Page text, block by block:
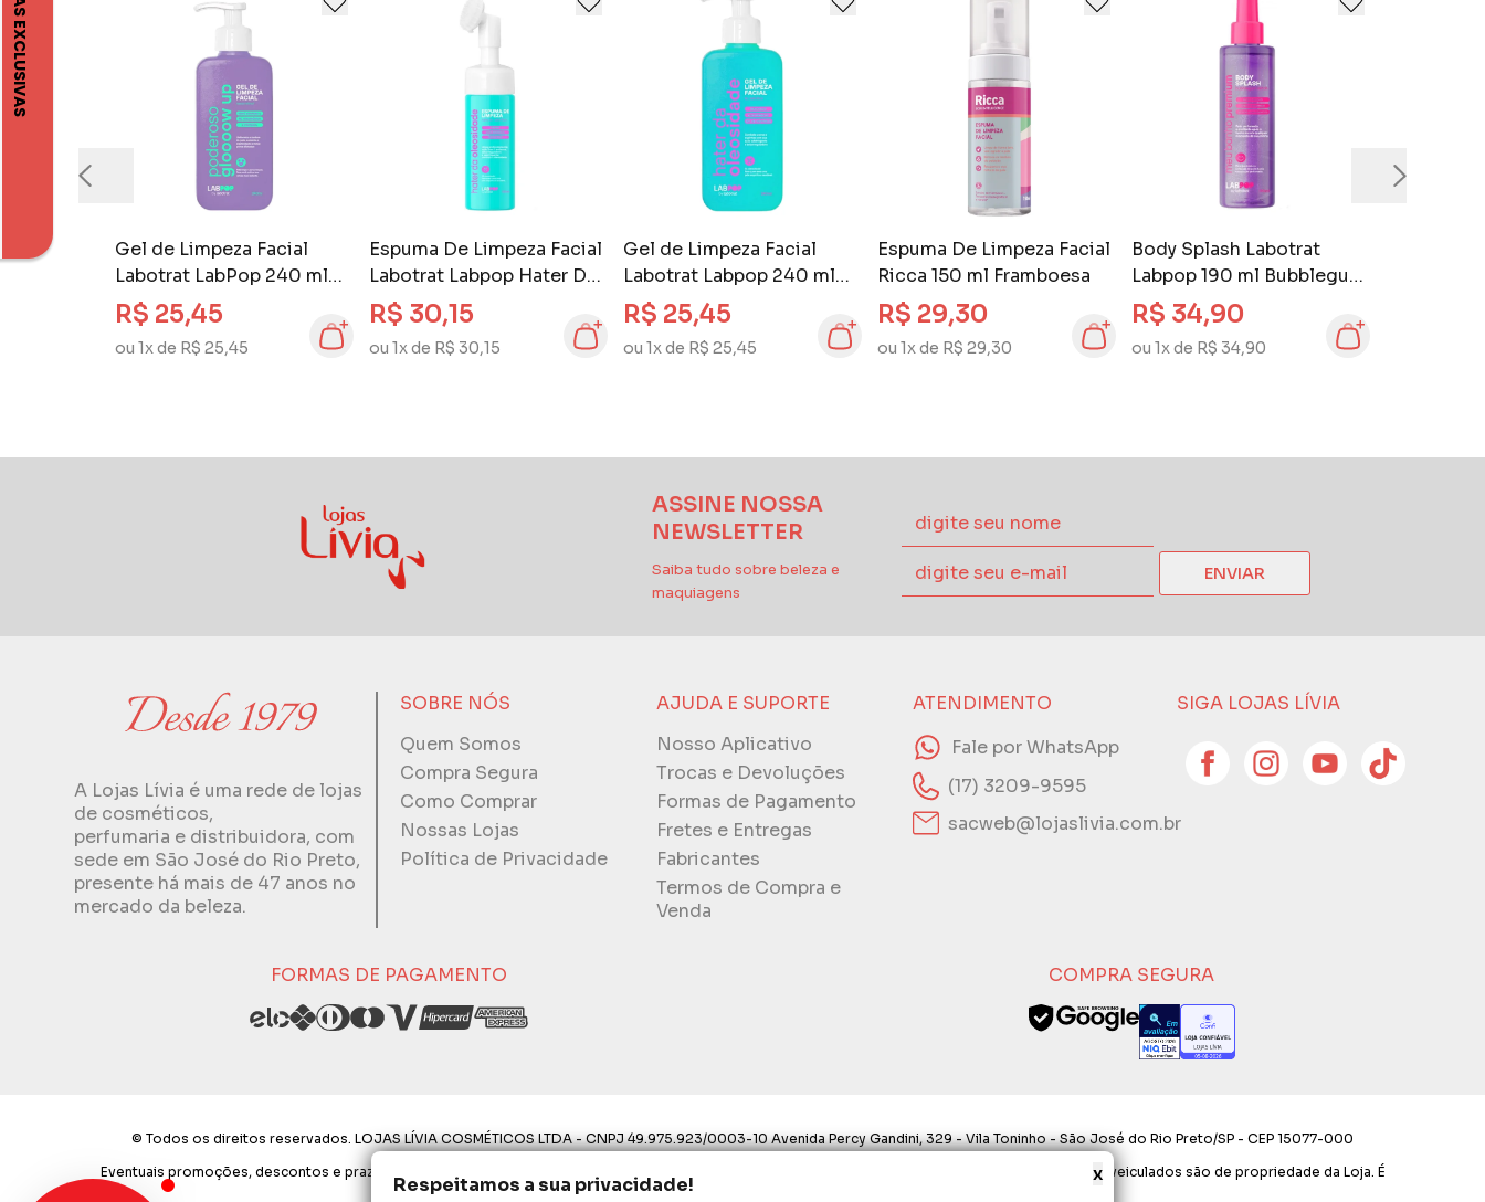
Respeitamos a sua privacidade! x
Gel de Limpeza Facial
Labotrat LabPop 240 ml
Poderoso Glow
R$ 25,45
ou 1x de R$ 25,45
Espuma De Limpeza Facial
Labotrat Labpop Hater Da
Oleosidade
R$ 30,15
ou 1x de R$ 30,15
Gel de Limpeza Facial
Labotrat Labpop 240 ml
Hater da Oleosidade
R$ 25,45
ou 1x de R$ 25,45
Espuma De Limpeza Facial
Ricca 150 ml Framboesa
R$ 29,30
ou 1x de R$ 29,30
Body Splash Labotrat
Labpop 190 ml Bubblegum
Witch
R$ 34,90
ou 1x de R$ 34,90
ASSINE NOSSA
NEWSLETTER
Saiba tudo sobre beleza e
maquiagens
ENVIAR
A Lojas Lívia é uma rede de lojas
de cosméticos,
perfumaria e distribuidora, com
sede em São José do Rio Preto,
presente há mais de 47 anos no
mercado da beleza.
SOBRE NÓS
Quem Somos
Compra Segura
Como Comprar
Nossas Lojas
Política de Privacidade
AJUDA E SUPORTE
Nosso Aplicativo
Trocas e Devoluções
Formas de Pagamento
Fretes e Entregas
Fabricantes
Termos de Compra e
Venda
ATENDIMENTO
Fale por WhatsApp
(17) 3209-9595
sacweb@lojaslivia.com.br
SIGA LOJAS LÍVIA
FORMAS DE PAGAMENTO COMPRA SEGURA
© Todos os direitos reservados. LOJAS LÍVIA COSMÉTICOS LTDA - CNPJ 49.975.923/0003-10 Avenida Percy Gandini, 329 - Vila Toninho - São José do Rio Preto/SP - CEP 15077-000
Eventuais promoções, descontos e prazos de pagamento expostos aqui são válidos apenas para compras via internet. As fotos, textos e layout aqui veiculados são de propriedade da Loja. É
proibida a utilização total ou parcial sem nossa autorização.